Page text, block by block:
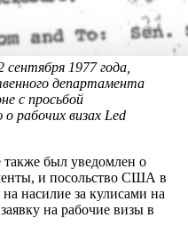
1977 года,
департамента
с просьбой
рабочих визах Led
был уведомлен о
и посольство США в
насилие за кулисами на
на рабочие визы в